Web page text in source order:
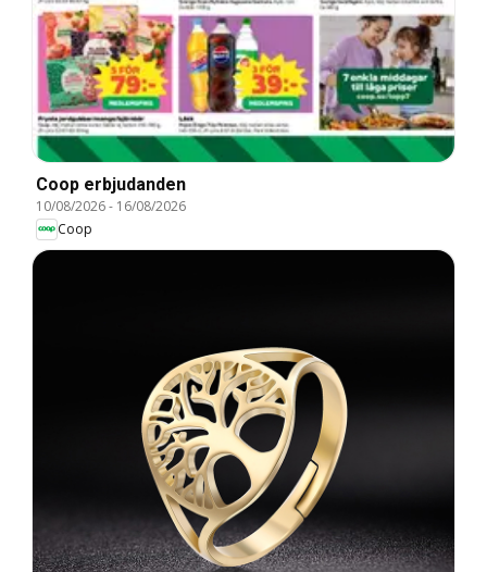
Coop erbjudanden
10/08/2026- 16/08/2026
Coop